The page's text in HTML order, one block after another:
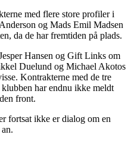
med flere store profiler i
og Mads Emil Madsen
da de har fremtiden på plads.
Hansen og Gift Links om
Duelund og Michael Akotos
Kontrakterne med de tre
har endnu ikke meldt
front.
fortsat ikke er dialog om en